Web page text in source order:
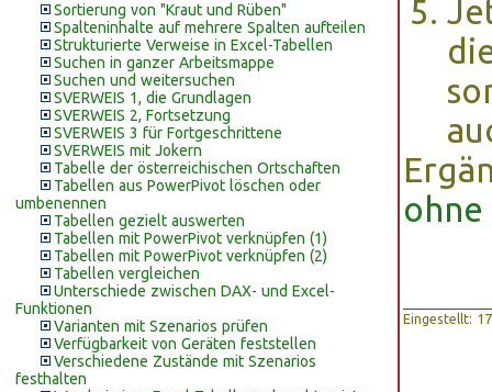
Sortierung von "Kraut und Rüben"
Spalteninhalte auf mehrere Spalten aufteilen
Strukturierte Verweise in Excel-Tabellen
Suchen in ganzer Arbeitsmappe
Suchen und weitersuchen
SVERWEIS 1, die Grundlagen
SVERWEIS 2, Fortsetzung
SVERWEIS 3 für Fortgeschrittene
SVERWEIS mit Jokern
Tabelle der österreichischen Ortschaften
Tabellen aus PowerPivot löschen oder
umbenennen
Tabellen gezielt auswerten
Tabellen mit PowerPivot verknüpfen (1)
Tabellen mit PowerPivot verknüpfen (2)
Tabellen vergleichen
Unterschiede zwischen DAX- und Excel-
Funktionen
Varianten mit Szenarios prüfen
Verfügbarkeit von Geräten feststellen
Verschiedene Zustände mit Szenarios
festhalten
Eingestellt: